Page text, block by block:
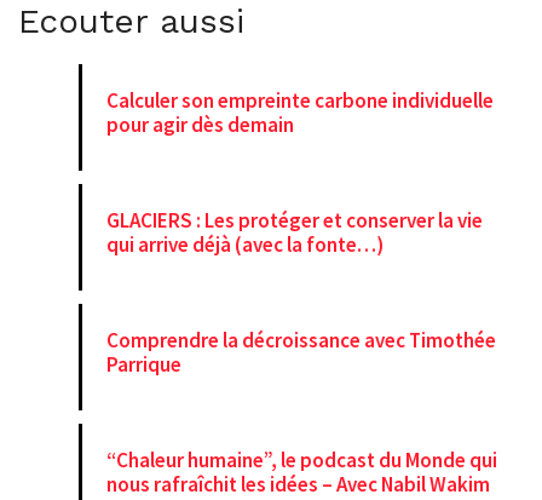
Ecouter aussi
Calculer son empreinte carbone individuelle
pour agir dès demain
GLACIERS : Les protéger et conserver la vie
qui arrive déjà (avec la fonte…)
Comprendre la décroissance avec Timothée
Parrique
“Chaleur humaine”, le podcast du Monde qui
nous rafraîchit les idées – Avec Nabil Wakim